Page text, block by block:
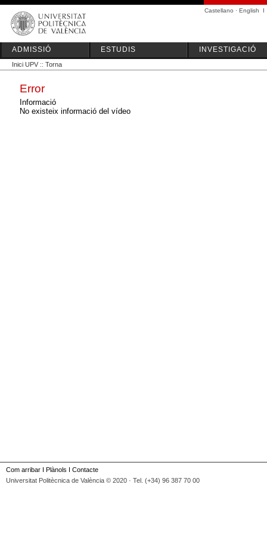
Castellano · English I
ADMISSIÓ ESTUDIS INVESTIGACIÓ
Inici UPV :: Torna
Error
Informació
No existeix informació del vídeo
Com arribar I Plànols I Contacte
Universitat Politècnica de València © 2020 · Tel. (+34) 96 387 70 00